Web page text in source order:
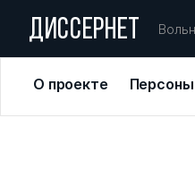
ДИССЕРНЕТ
О проекте Персоны